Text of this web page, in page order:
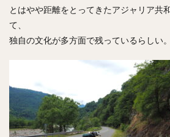
とはやや距離をとってきたアジャリア共
て、
独自の文化が多方面で残っているらしい。